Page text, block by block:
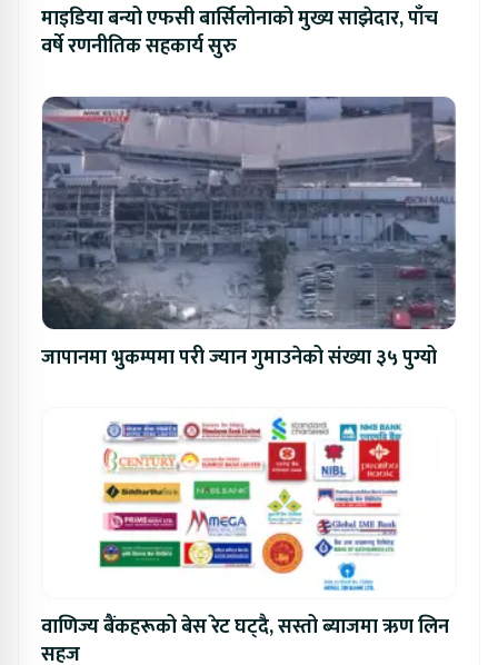
माइडिया बन्यो एफसी बार्सिलोनाको मुख्य साझेदार, पाँच
वर्षे रणनीतिक सहकार्य सुरु
जापानमा भुकम्पमा परी ज्यान गुमाउनेको संख्या ३५ पुग्यो
वाणिज्य बैंकहरूको बेस रेट घट्दै, सस्तो ब्याजमा ऋण लिन
सहज